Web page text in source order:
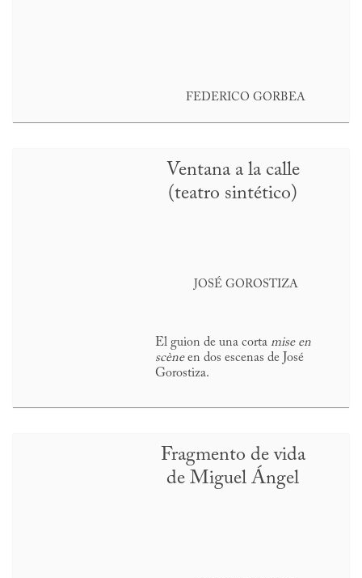
FEDERICO GORBEA
Ventana a la calle
(teatro sintético)
JOSÉ GOROSTIZA
El guion de una corta mise en
scèneen dos escenas de José
Gorostiza.
Fragmento de vida
de Miguel Ángel